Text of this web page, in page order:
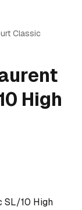
Classic
High
SL/10 High